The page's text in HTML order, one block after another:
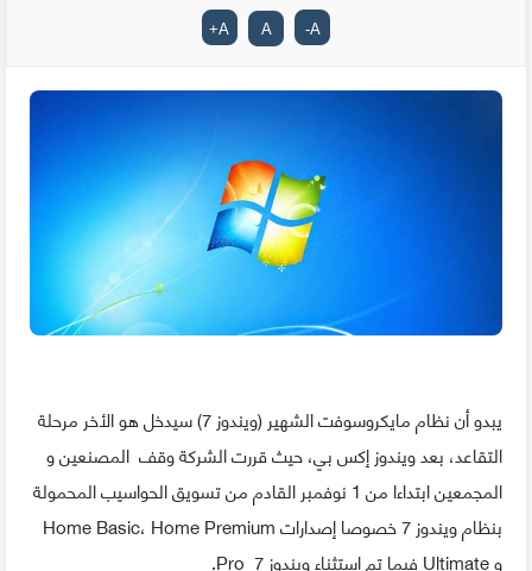
A
-
A
A
+
يبدو أن نظام مايكروسوفت الشهير (ويندوز 7) سيدخل هو الأخر مرحلة
التقاعد، بعد ويندوز إكس بي، حيث قررت الشركة وقف المصنعين و
المجمعين ابتداءا من 1 نوفمبر القادم من تسويق الحواسيب المحمولة
بنظام ويندوز 7 خصوصا إصدارات Home Basic، Home Premium
و Ultimate فيما تم استثناء ويندوز 7 Pro.